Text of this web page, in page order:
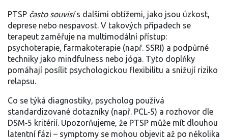
PTSP často souvisís dalšími obtížemi, jako jsou úzkost,
deprese nebo nespavost. V takových případech se
terapeut zaměřuje na multimodální přístup:
psychoterapie, farmakoterapie (např. SSRI) a podpůrné
techniky jako mindfulness nebo jóga. Tyto doplňky
pomáhají posílit psychologickou flexibilitu a snižují riziko
relapsu.
Co se týká diagnostiky, psycholog používá
standardizované dotazníky (např. PCL‑5) a rozhovor dle
DSM‑5 kritérií. Upozorňujeme, že PTSP může mít dlouhou
latentní fázi – symptomy se mohou objevit až po několika